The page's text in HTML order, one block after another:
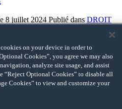
8 juillet 2024Publié dans DROIT
prévu au contrat de travail, de la
doit être respecté / La
s’analyse nécessairement en
et sérieuse / Un salarié peut
Prud’hommes un avis
impossibilité de reclassement /
on your device in order to
Cookies”, you agree we may also
analyze site usage, and assist
“Reject Optional Cookies” to disable all
Cookies” to view and customize your